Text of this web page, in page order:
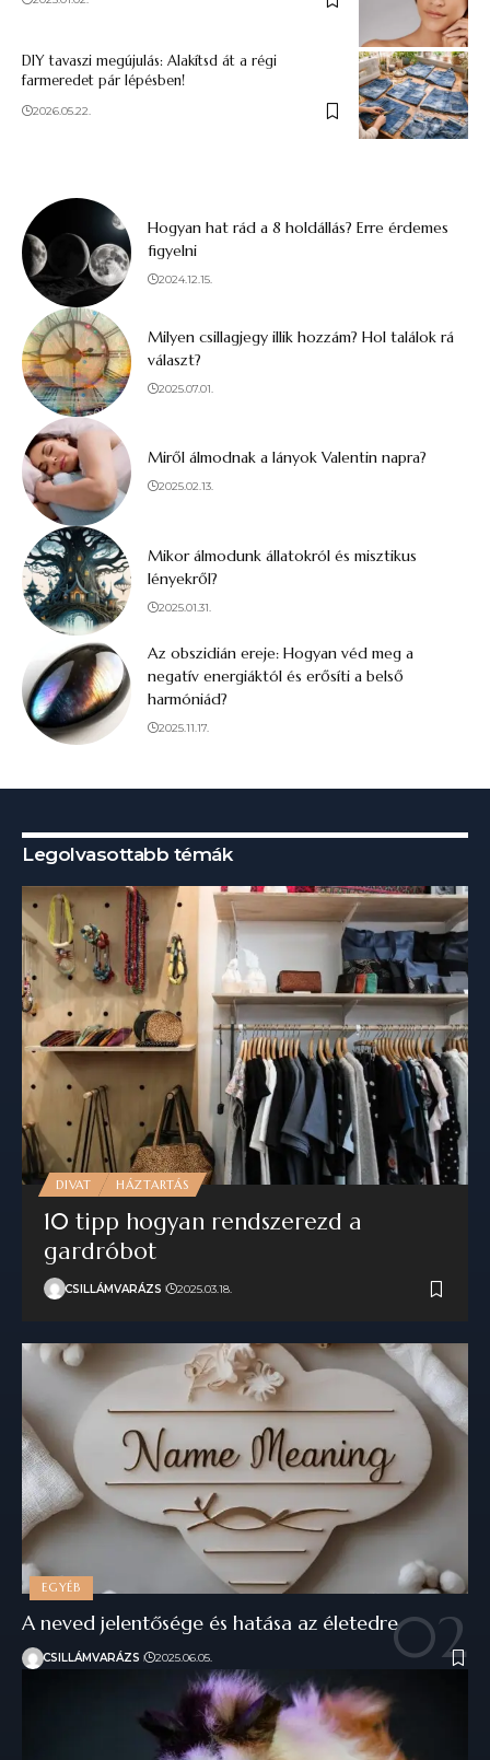
DIY tavaszi megújulás: Alakítsd át a régi
farmeredet pár lépésben!
2026.05.22.
Hogyan hat rád a 8 holdállás? Erre érdemes
figyelni
2024.12.15.
Milyen csillagjegy illik hozzám? Hol találok rá
választ?
2025.07.01.
Miről álmodnak a lányok Valentin napra?
2025.02.13.
Mikor álmodunk állatokról és misztikus
lényekről?
2025.01.31.
Az obszidián ereje: Hogyan véd meg a
negatív energiáktól és erősíti a belső
harmóniád?
2025.11.17.
Legolvasottabb témák
DIVAT HÁZTARTÁS
10 tipp hogyan rendszerezd a
gardróbot
CSILLÁMVARÁZS 2025.03.18.
EGYÉB
A neved jelentősége és hatása az életedre
CSILLÁMVARÁZS 2025.06.05.